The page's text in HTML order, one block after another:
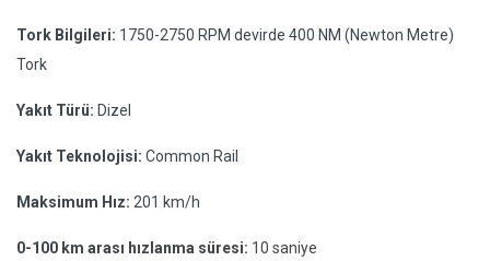
Tork Bilgileri: 1750-2750 RPM devirde 400 NM (Newton Metre)
Tork
Yakıt Türü: Dizel
Yakıt Teknolojisi: Common Rail
Maksimum Hız: 201 km/h
0-100 km arası hızlanma süresi: 10 saniye